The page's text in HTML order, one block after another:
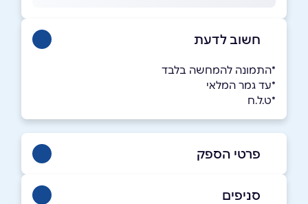
חשוב לדעת
*התמונה להמחשה בלבד
*עד גמר המלאי
*ט.ל.ח
פרטי הספק
סניפים